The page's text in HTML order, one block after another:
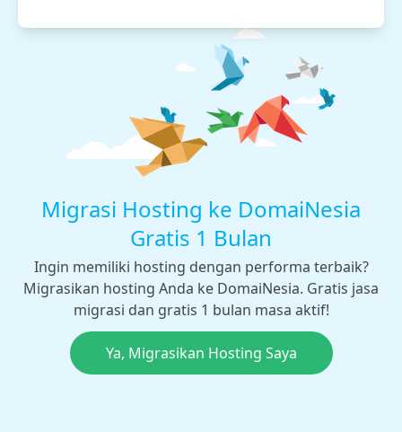
Migrasi Hosting ke DomaiNesia
Gratis 1 Bulan
Ingin memiliki hosting dengan performa terbaik?
Migrasikan hosting Anda ke DomaiNesia. Gratis jasa
migrasi dan gratis 1 bulan masa aktif!
Ya, Migrasikan Hosting Saya